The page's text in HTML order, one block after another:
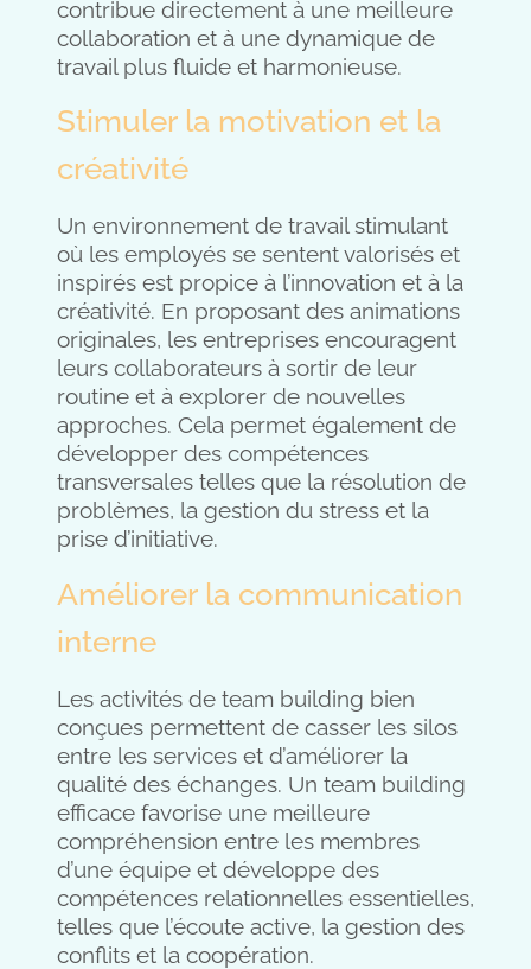
contribue directement à une meilleure
collaboration et à une dynamique de
travail plus fluide et harmonieuse.
Stimuler la motivation et la
créativité
Un environnement de travail stimulant
où les employés se sentent valorisés et
inspirés est propice à l’innovation et à la
créativité. En proposant des animations
originales, les entreprises encouragent
leurs collaborateurs à sortir de leur
routine et à explorer de nouvelles
approches. Cela permet également de
développer des compétences
transversales telles que la résolution de
problèmes, la gestion du stress et la
prise d’initiative.
Améliorer la communication
interne
Les activités de team building bien
conçues permettent de casser les silos
entre les services et d’améliorer la
qualité des échanges. Un team building
efficace favorise une meilleure
compréhension entre les membres
d’une équipe et développe des
compétences relationnelles essentielles,
telles que l’écoute active, la gestion des
conflits et la coopération.